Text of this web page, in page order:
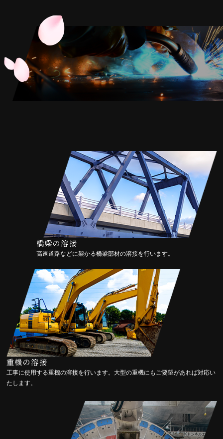
橋梁の溶接
高速道路などに架かる橋梁部材の溶接を行います。
重機の溶接
工事に使用する重機の溶接を行います。大型の重機にもご要望があれば対応い
たします。